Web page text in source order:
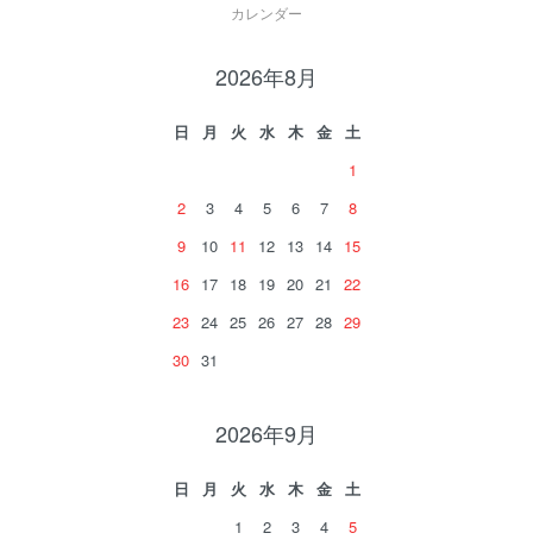
カレンダー
2026年8月
日 月 火 水 木 金
土
1
2
3 4 5 6 7
8
9
10 11 12 13 14 15
16 17 18 19 20 21
22
23 24 25 26 27 28 29
30 31
2026年9月
日 月 火 水 木 金
土
1
2 3 4
5